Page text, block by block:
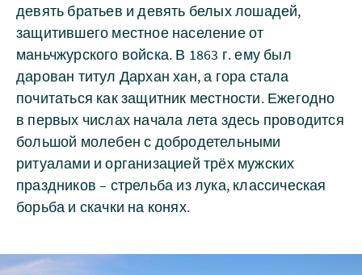
девять братьев и девять белых лошадей,
защитившего местное население от
маньчжурского войска. В 1863 г. ему был
дарован титул Дархан хан, а гора стала
почитаться как защитник местности. Ежегодно
в первых числах начала лета здесь проводится
большой молебен с добродетельными
ритуалами и организацией трёх мужских
праздников – стрельба из лука, классическая
борьба и скачки на конях.